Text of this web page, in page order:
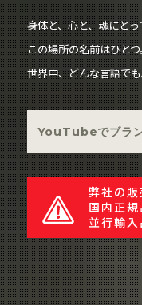
身体と、心と、魂にと
この場所の名前はひと
世界中、どんな言語で
YouTubeでブラ
弊社の販
国内正
並行輸